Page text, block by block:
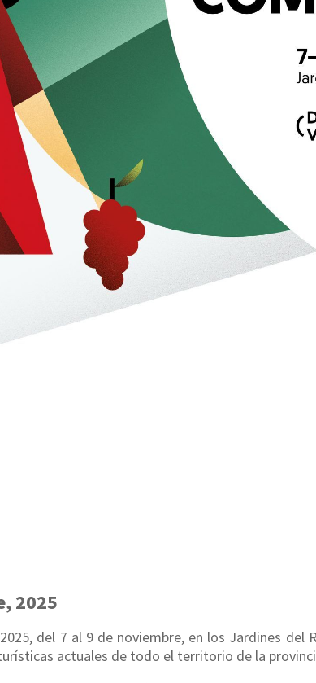
2025
del 7 al 9 de noviembre, en los Jardines del
actuales de todo el territorio de la